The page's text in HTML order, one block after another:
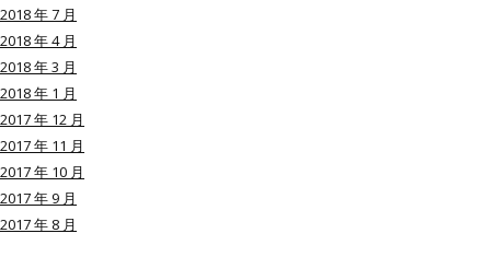
密码
记住我的登录状态
2018 年 7 月
2018 年 4 月
2018 年 3 月
2018 年 1 月
2017 年 12 月
2017 年 11 月
2017 年 10 月
2017 年 9 月
2017 年 8 月